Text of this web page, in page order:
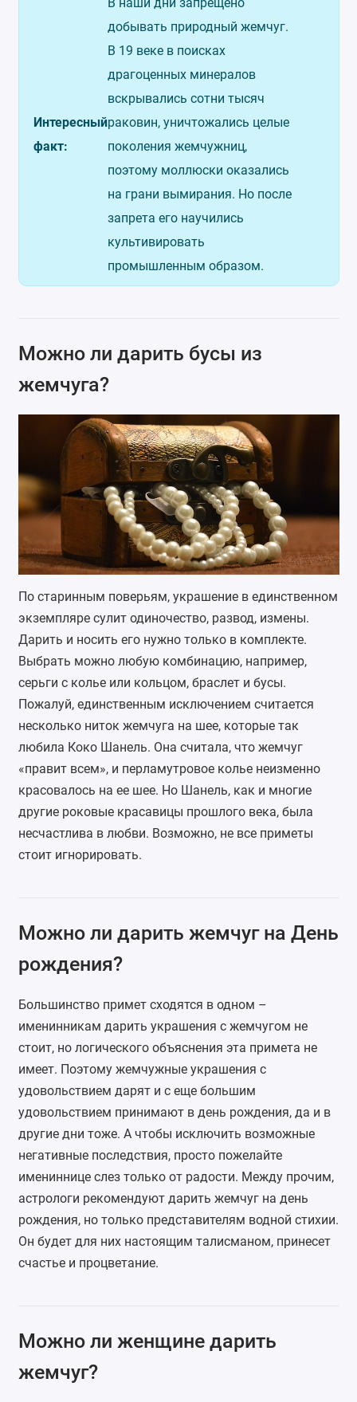
Интересный
факт:
добывать природный жемчуг.
В 19 веке в поисках
драгоценных минералов
вскрывались сотни тысяч
раковин, уничтожались целые
поколения жемчужниц,
поэтому моллюски оказались
на грани вымирания. Но после
запрета его научились
культивировать
промышленным образом.
Можно ли дарить бусы из
жемчуга?
По старинным поверьям, украшение в единственном
экземпляре сулит одиночество, развод, измены.
Дарить и носить его нужно только в комплекте.
Выбрать можно любую комбинацию, например,
серьги с колье или кольцом, браслет и бусы.
Пожалуй, единственным исключением считается
несколько ниток жемчуга на шее, которые так
любила Коко Шанель. Она считала, что жемчуг
«правит всем», и перламутровое колье неизменно
красовалось на ее шее. Но Шанель, как и многие
другие роковые красавицы прошлого века, была
несчастлива в любви. Возможно, не все приметы
стоит игнорировать.
Можно ли дарить жемчуг на День
рождения?
Большинство примет сходятся в одном –
именинникам дарить украшения с жемчугом не
стоит, но логического объяснения эта примета не
имеет. Поэтому жемчужные украшения с
удовольствием дарят и с еще большим
удовольствием принимают в день рождения, да и в
другие дни тоже. А чтобы исключить возможные
негативные последствия, просто пожелайте
имениннице слез только от радости. Между прочим,
астрологи рекомендуют дарить жемчуг на день
рождения, но только представителям водной стихии.
Он будет для них настоящим талисманом, принесет
счастье и процветание.
Можно ли женщине дарить
жемчуг?